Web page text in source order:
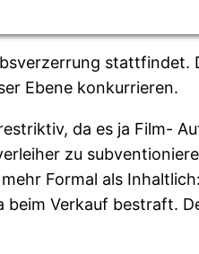
stattfindet.
Ebene konkurrieren.
da es ja Film-
zu
Formal als
Verkauf bestraft.